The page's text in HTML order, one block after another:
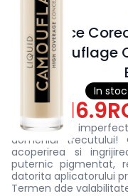
In stoc
Catrice
Camouflage
Cearcanele,
domeniul trecutului!
acoperirea si
puternic pigmentat,
datorita aplicatorului
Termen dde